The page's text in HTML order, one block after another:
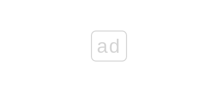
ad